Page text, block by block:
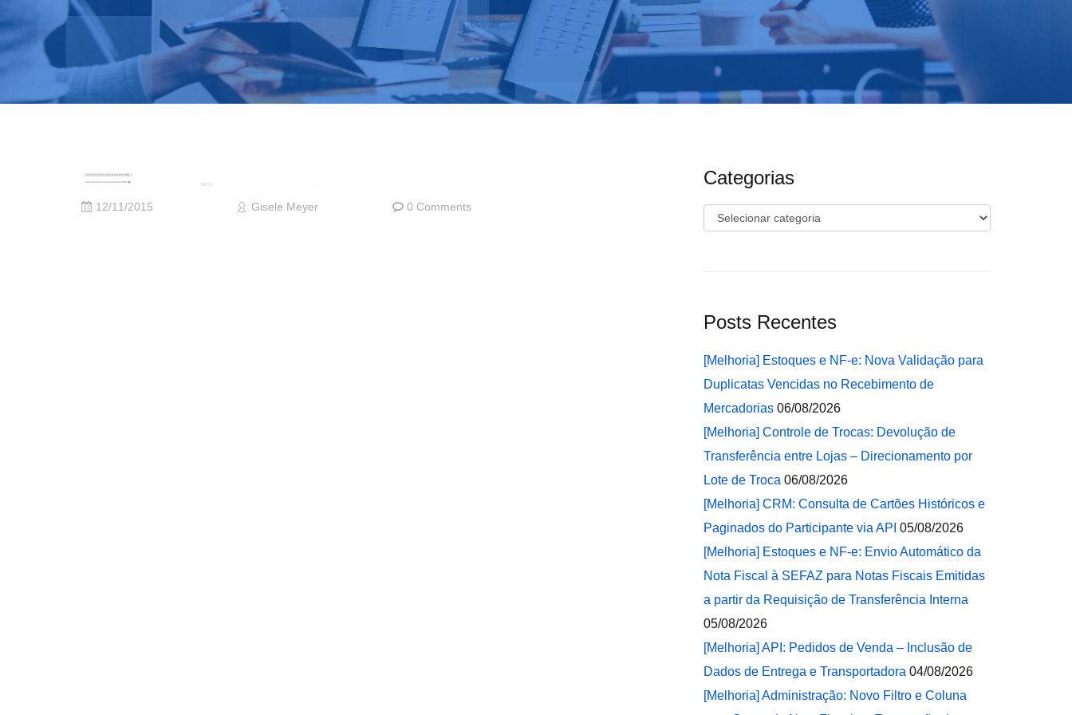
12/11/2015 Gisele Meyer 0 Comments
Categorias
Categorias
Posts Recentes
[Melhoria] Estoques e NF-e: Nova Validação para
Duplicatas Vencidas no Recebimento de
Mercadorias 06/08/2026
[Melhoria] Controle de Trocas: Devolução de
Transferência entre Lojas – Direcionamento por
Lote de Troca 06/08/2026
[Melhoria] CRM: Consulta de Cartões Históricos e
Paginados do Participante via API 05/08/2026
[Melhoria] Estoques e NF-e: Envio Automático da
Nota Fiscal à SEFAZ para Notas Fiscais Emitidas
a partir da Requisição de Transferência Interna
05/08/2026
[Melhoria] API: Pedidos de Venda – Inclusão de
Dados de Entrega e Transportadora 04/08/2026
[Melhoria] Administração: Novo Filtro e Coluna